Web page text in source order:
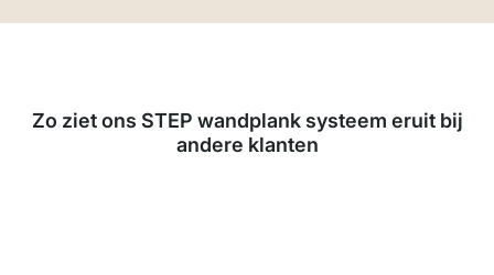
Zo ziet ons STEP wandplank systeem eruit bij
andere klanten